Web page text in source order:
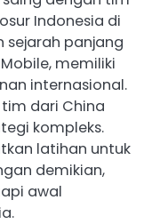
Indonesia di
sejarah panjang
memiliki
internasional.
tim dari China
kompleks.
latihan untuk
demikian,
awal